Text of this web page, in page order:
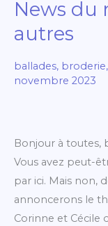
News du
autres
ballades, broderie,
novembre 2023
Bonjour à toutes,
Vous avez peut-
par ici. Mais non,
annoncerons le
Corinne et Cécile
News
moment
projets